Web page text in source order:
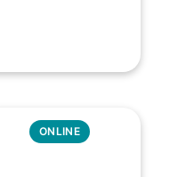
ONLINE